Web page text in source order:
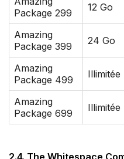
Package 299
12 Go
Amazing
Package 399
24 Go
Amazing
Package 499
Illimitée
Amazing
Package 699
Illimitée